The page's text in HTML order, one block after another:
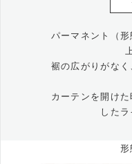
パーマネント（
裾の広がりがな
カーテンを開け
したラ
形